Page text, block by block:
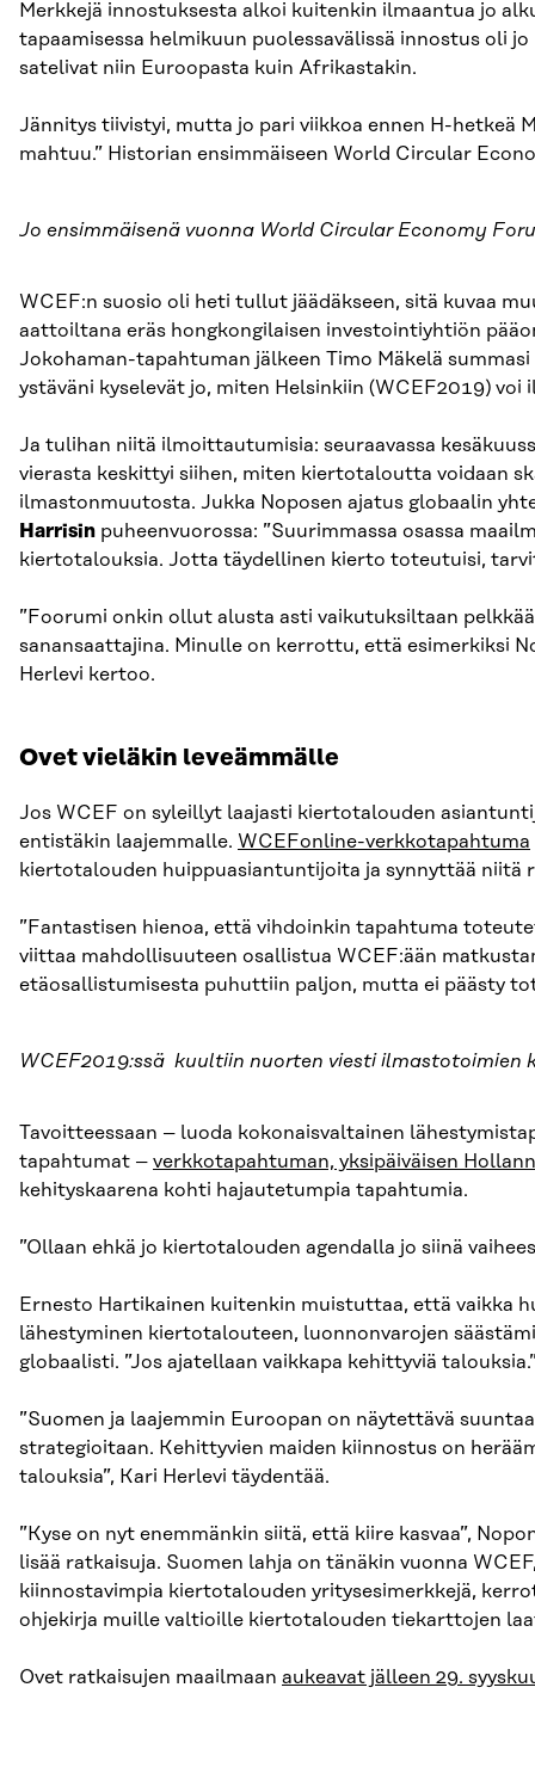
Merkkejä innostuksesta alkoi kuitenkin ilmaantua jo
tapaamisessa helmikuun puolessavälissä innostus oli
satelivat niin Euroopasta kuin Afrikastakin.
Jännitys tiivistyi, mutta jo pari viikkoa ennen H-hetkeä
mahtuu.” Historian ensimmäiseen World Circular
Jo ensimmäisenä vuonna World Circular Economy
WCEF:n suosio oli heti tullut jäädäkseen, sitä kuvaa
aattoiltana eräs hongkongilaisen investointiyhtiön
Jokohaman-tapahtuman jälkeen Timo Mäkelä
ystäväni kyselevät jo, miten Helsinkiin (WCEF2019) voi
Ja tulihan niitä ilmoittautumisia: seuraavassa
vierasta keskittyi siihen, miten kiertotaloutta voidaan
ilmastonmuutosta. Jukka Noposen ajatus globaalin
Harrisin puheenvuorossa: ”Suurimmassa osassa
kiertotalouksia. Jotta täydellinen kierto toteutuisi,
”Foorumi onkin ollut alusta asti vaikutuksiltaan
sanansaattajina. Minulle on kerrottu, että esimerkiksi
Herlevi kertoo.
Ovet vieläkin leveämmälle
Jos WCEF on syleillyt laajasti kiertotalouden
entistäkin laajemmalle. WCEFonline-verkkotapahtuma
kiertotalouden huippuasiantuntijoita ja synnyttää niitä
”Fantastisen hienoa, että vihdoinkin tapahtuma
viittaa mahdollisuuteen osallistua WCEF:ään
etäosallistumisesta puhuttiin paljon, mutta ei päästy
WCEF2019:ssä kuultiin nuorten viesti ilmastotoimien
Tavoitteessaan – luoda kokonaisvaltainen
tapahtumat – verkkotapahtuman, yksipäiväisen
kehityskaarena kohti hajautetumpia tapahtumia.
”Ollaan ehkä jo kiertotalouden agendalla jo siinä
Ernesto Hartikainen kuitenkin muistuttaa, että vaikka
lähestyminen kiertotalouteen, luonnonvarojen
globaalisti. ”Jos ajatellaan vaikkapa kehittyviä
”Suomen ja laajemmin Euroopan on näytettävä
strategioitaan. Kehittyvien maiden kiinnostus on
talouksia”, Kari Herlevi täydentää.
”Kyse on nyt enemmänkin siitä, että kiire kasvaa”,
lisää ratkaisuja. Suomen lahja on tänäkin vuonna
kiinnostavimpia kiertotalouden yritysesimerkkejä,
ohjekirja muille valtioille kiertotalouden tiekarttojen
Ovet ratkaisujen maailmaan aukeavat jälleen 29.